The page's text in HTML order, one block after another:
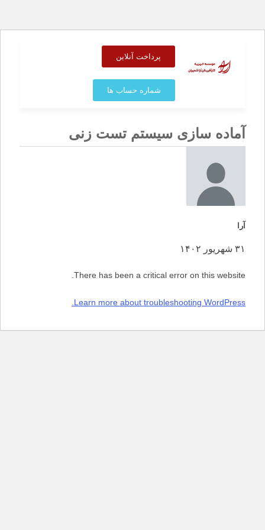
پرداخت آنلاین
شماره حساب ها
آماده سازی سیستم تست زنی
آرا
۳۱ شهریور ۱۴۰۲
There has been a critical error on this website.
Learn more about troubleshooting WordPress.